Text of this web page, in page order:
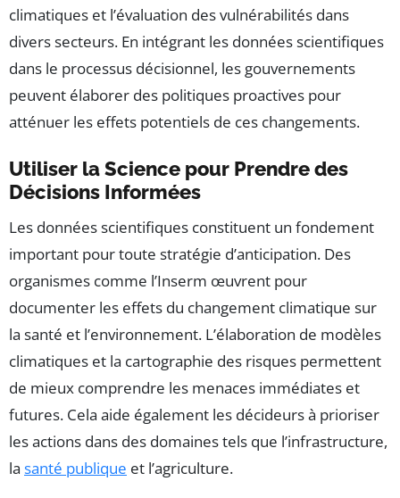
climatiques et l’évaluation des vulnérabilités dans
divers secteurs. En intégrant les données scientifiques
dans le processus décisionnel, les gouvernements
peuvent élaborer des politiques proactives pour
atténuer les effets potentiels de ces changements.
Utiliser la Science pour Prendre des
Décisions Informées
Les données scientifiques constituent un fondement
important pour toute stratégie d’anticipation. Des
organismes comme l’Inserm œuvrent pour
documenter les effets du changement climatique sur
la santé et l’environnement. L’élaboration de modèles
climatiques et la cartographie des risques permettent
de mieux comprendre les menaces immédiates et
futures. Cela aide également les décideurs à prioriser
les actions dans des domaines tels que l’infrastructure,
la santé publique et l’agriculture.